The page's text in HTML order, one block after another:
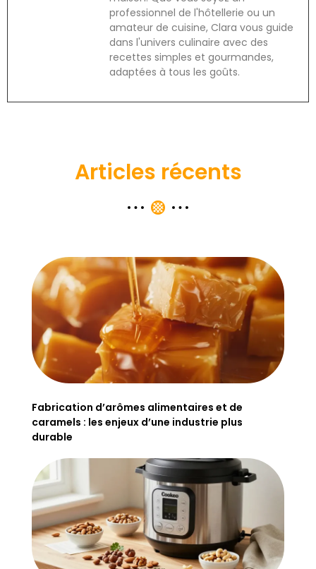
professionnel de l'hôtellerie ou un
amateur de cuisine, Clara vous guide
dans l'univers culinaire avec des
recettes simples et gourmandes,
adaptées à tous les goûts.
Articles récents
Fabrication d’arômes alimentaires et de
caramels : les enjeux d’une industrie plus
durable